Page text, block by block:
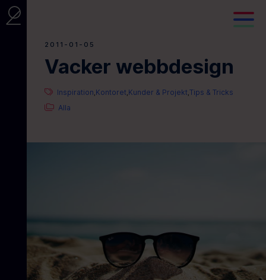
2011-01-05
Vacker webbdesign
Inspiration Kontoret Kunder & Projekt ,Tips & Tricks
Alla